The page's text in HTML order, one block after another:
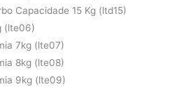
Capacidade 15 Kg (ltd15)
(lte06)
7kg (lte07)
8kg (lte08)
9kg (lte09)